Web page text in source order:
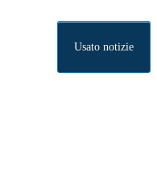
Usato notizie